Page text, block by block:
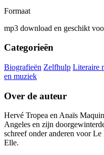
Formaat
mp3 download en geschikt
Categorieën
Biografieën Zelfhulp Literaire
en muziek
Over de auteur
Hervé Tropea en Anaïs
Angeles en zijn
schreef onder anderen voor
Elle.